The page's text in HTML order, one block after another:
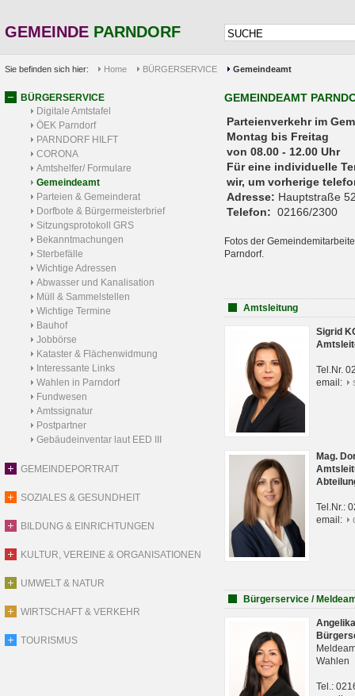
GEMEINDE PARNDORF
Sie befinden sich hier: Home BÜRGERSERVICE Gemeindeamt
BÜRGERSERVICE
Digitale Amtstafel
ÖEK Parndorf
PARNDORF HILFT
CORONA
Amtshelfer/ Formulare
Gemeindeamt
Parteien & Gemeinderat
Dorfbote & Bürgermeisterbrief
Sitzungsprotokoll GRS
Bekanntmachungen
Sterbefälle
Wichtige Adressen
Abwasser und Kanalisation
Müll & Sammelstellen
Wichtige Termine
Bauhof
Jobbörse
Kataster & Flächenwidmung
Interessante Links
Wahlen in Parndorf
Fundwesen
Amtssignatur
Postpartner
Gebäudeinventar laut EED III
GEMEINDEPORTRAIT
SOZIALES & GESUNDHEIT
BILDUNG & EINRICHTUNGEN
KULTUR, VEREINE & ORGANISATIONEN
UMWELT & NATUR
WIRTSCHAFT & VERKEHR
TOURISMUS
GEMEINDEAMT
Parteienverkehr
Montag bis Freitag
von 08.00 - 12.00 Uhr
Für eine individuelle
wir, um vorherige
Adresse: Hauptstraße
Telefon: 02166/2300
Fotos der
Parndorf.
Amtsleitung
Sigrid
Tel.Nr.
email:
Mag.
Tel.Nr.:
email:
Bürgerservice /
Wahlen
Tel.: